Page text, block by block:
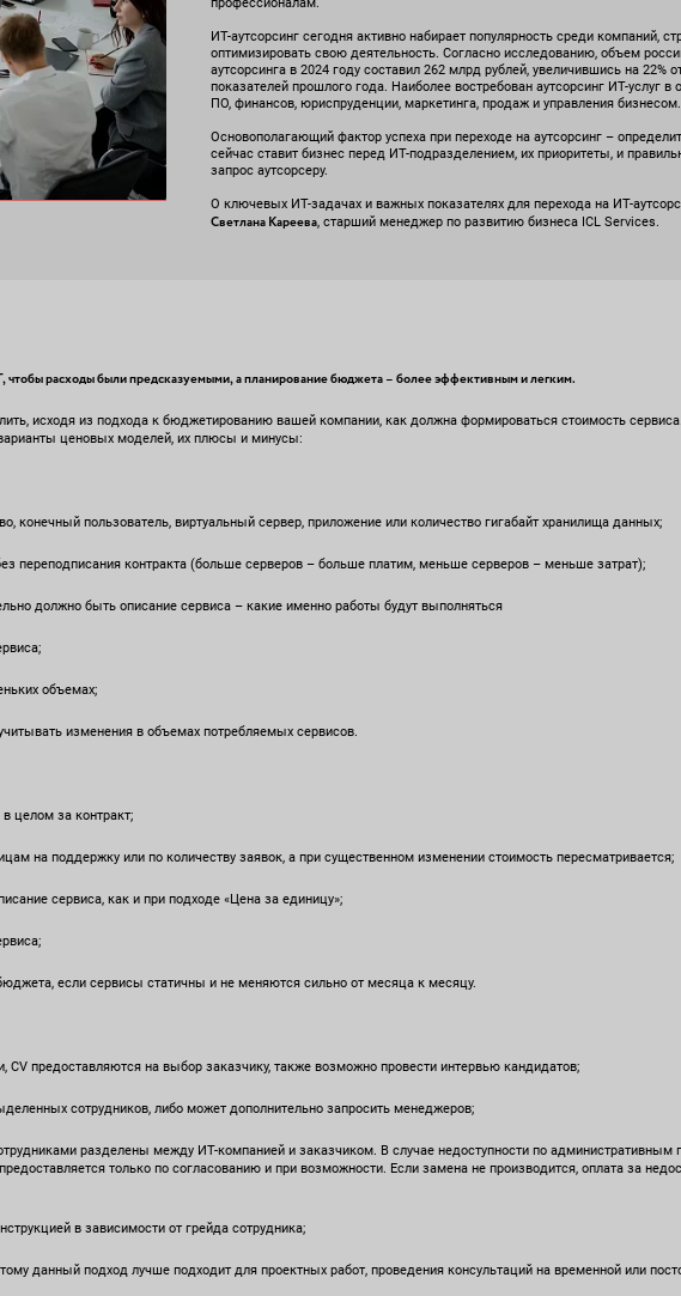
ИT-аутсорсинг сегодня активно набирает популярность среди компаний,
оптимизировать свою деятельность. Согласно исследованию, объем
аутсорсинга в 2024 году составил 262 млрд рублей, увеличившись на 22%
показателей прошлого года. Наиболее востребован аутсорсинг ИТ-услуг в
ПО, финансов, юриспруденции, маркетинга, продаж и управления бизнесом.
Основополагающий фактор успеха при переходе на аутсорсинг –
сейчас ставит бизнес перед ИТ-подразделением, их приоритеты, и
запрос аутсорсеру.
О ключевых ИT-задачах и важных показателях для перехода на ИТ-
Светлана Кареева, старший менеджер по развитию бизнеса ICL Services.
чтобы расходы были предсказуемыми, а планирование бюджета – более эффективным и легким.
исходя из подхода к бюджетированию вашей компании, как должна формироваться стоимость сервиса.
ценовых моделей, их плюсы и минусы:
пользователь, виртуальный сервер, приложение или количество гигабайт хранилища данных;
переподписания контракта (больше серверов – больше платим, меньше серверов – меньше затрат);
должно быть описание сервиса – какие именно работы будут выполняться
объемах;
изменения в объемах потребляемых сервисов.
за контракт;
на поддержку или по количеству заявок, а при существенном изменении стоимость пересматривается;
сервиса, как и при подходе «Цена за единицу»;
если сервисы статичны и не меняются сильно от месяца к месяцу.
предоставляются на выбор заказчику, также возможно провести интервью кандидатов;
сотрудников, либо может дополнительно запросить менеджеров;
разделены между ИТ-компанией и заказчиком. В случае недоступности по административным
только по согласованию и при возможности. Если замена не производится, оплата за
в зависимости от грейда сотрудника;
данный подход лучше подходит для проектных работ, проведения консультаций на временной или